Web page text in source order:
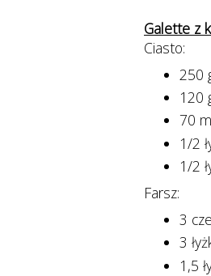
Galette z
Ciasto:
250
120
70
1/2
1/2
Farsz:
3
3
1,5